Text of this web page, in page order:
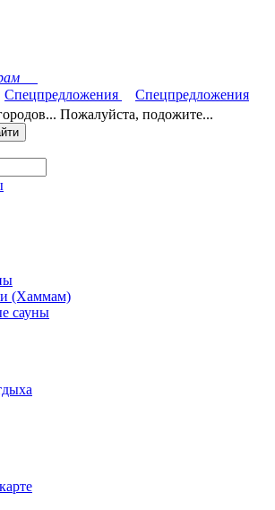
Спецпредложения
Спецпредложения
Пожалуйста, подожите...
(Хаммам)
сауны